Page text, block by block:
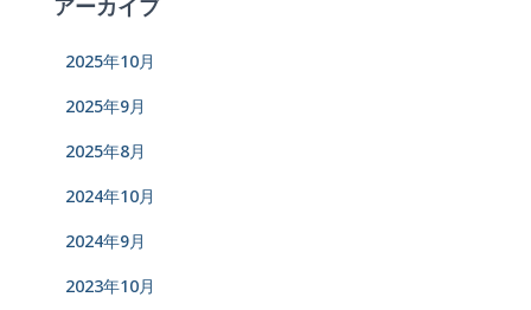
2025年10月
2025年9月
2025年8月
2024年10月
2024年9月
2023年10月